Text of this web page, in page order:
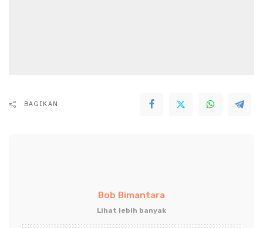
BAGIKAN
Bob Bimantara
Lihat lebih banyak